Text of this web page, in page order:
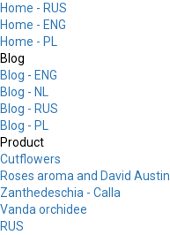
Home - RUS
Home - ENG
Home - PL
Blog
Blog - ENG
Blog - NL
Blog - RUS
Blog - PL
Product
Cutflowers
Roses aroma and David Austin
Zanthedeschia - Calla
Vanda orchidee
RUS